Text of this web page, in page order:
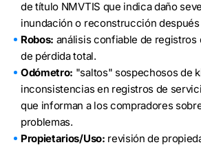
de título NMVTIS que indica daño
inundación o reconstrucción
Robos: análisis confiable de registros
de pérdida total.
Odómetro: "saltos" sospechosos de
inconsistencias en registros de
que informan a los compradores
problemas.
Propietarios/Uso: revisión de